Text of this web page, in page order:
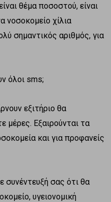
θέμα ποσοστού, είναι
νοσοκομείο χίλια
σημαντικός αριθμός, για
όλοι sms;
εξιτήριο θα
μέρες. Εξαιρούνται τα
και για προφανείς
συνέντευξή σας ότι θα
υγειονομική